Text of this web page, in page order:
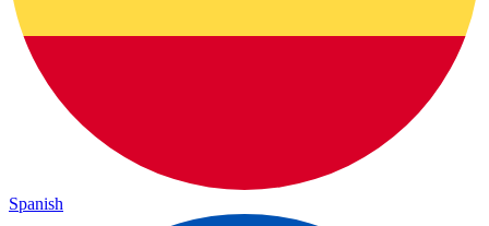
Spanish